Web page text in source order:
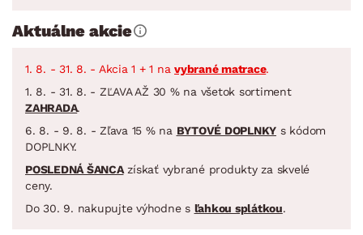
Aktuálne akcie
1. 8. - 31. 8. - Akcia 1 + 1 na vybrané matrace.
1. 8. - 31. 8. - ZĽAVA AŽ 30 % na všetok sortiment
ZAHRADA.
6. 8. - 9. 8. - Zľava 15 % na BYTOVÉ DOPLNKY s kódom
DOPLNKY.
POSLEDNÁ ŠANCAzískať vybrané produkty za skvelé
ceny.
Do 30. 9. nakupujte výhodne s ľahkou splátkou.